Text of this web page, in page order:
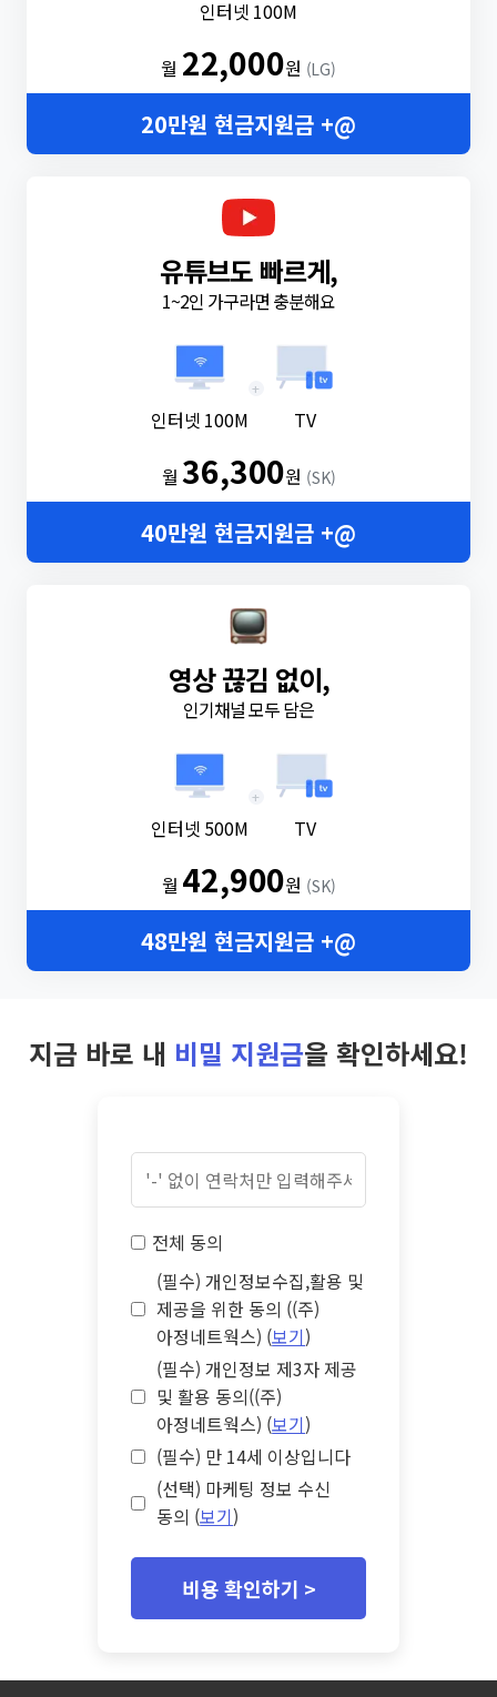
인터넷 100M
월 22,000원 (LG)
20만원 현금지원금 +@
유튜브도 빠르게,
1~2인 가구라면 충분해요
인터넷 100M
+
TV
월36,300원 (SK)
40만원 현금지원금 +@
영상 끊김 없이,
인기채널 모두 담은
인터넷 500M
+
TV
월 42,900원 (SK)
48만원 현금지원금 +@
지금 바로 내 비밀 지원금을 확인하세요!
전체 동의
(필수) 개인정보수집,활용 및
제공을 위한 동의 ((주)
아정네트웍스) (보기)
(필수) 개인정보 제3자 제공
및 활용 동의((주)
아정네트웍스) (보기)
(필수) 만 14세 이상입니다
(선택) 마케팅 정보 수신
동의 (보기)
비용 확인하기 >